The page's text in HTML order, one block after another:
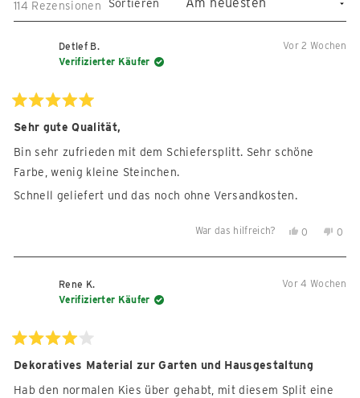
öffnen
geöffnet)
114 Rezensionen Sortieren
Detlef B.
Verifizierter Käufer
Vor 2 Wochen
5
5
Sternen
bewertet
Sehr gute Qualität,
Bin sehr zufrieden mit dem Schiefersplitt. Sehr schöne
Farbe, wenig kleine Steinchen.
Schnell geliefert und das noch ohne Versandkosten.
War das hilfreich?
Ja,
von
0
mit
Nein,
von
0
mit
Rene K.
Verifizierter Käufer
Vor 4 Wochen
4
5
Dekoratives Material zur Garten und Hausgestaltung
Hab den normalen Kies über gehabt, mit diesem Split eine
Wird geladen...